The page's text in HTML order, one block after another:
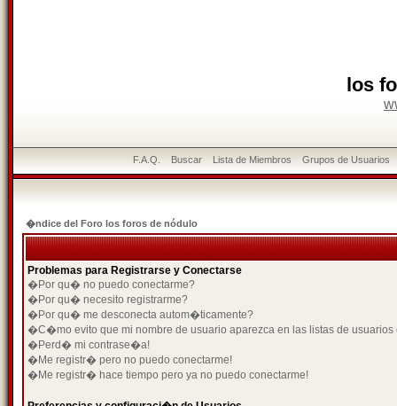
los
F.A.Q. Buscar Lista de Miembros Grupos de Usuarios
�ndice del Foro los foros de nódulo
Problemas para Registrarse y Conectarse
�Por qu� no puedo conectarme?
�Por qu� necesito registrarme?
�Por qu� me desconecta autom�ticamente?
�C�mo evito que mi nombre de usuario aparezca en las listas de usuarios
�Perd� mi contrase�a!
�Me registr� pero no puedo conectarme!
�Me registr� hace tiempo pero ya no puedo conectarme!